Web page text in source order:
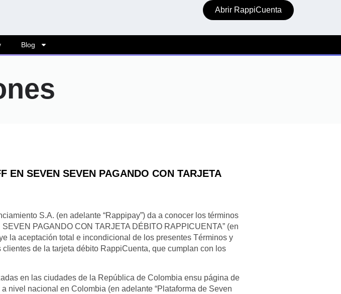
Abrir RappiCuenta
Blog
EN SEVEN SEVEN PAGANDO CON TARJETA
S.A. (en adelante “Rappipay”) da a conocer los términos
PAGANDO CON TARJETA DÉBITO RAPPICUENTA” (en
la aceptación total e incondicional de los presentes Términos y
de la tarjeta débito RappiCuenta, que cumplan con los
en las ciudades de la República de Colombia ensu página de
nivel nacional en Colombia (en adelante “Plataforma de Seven